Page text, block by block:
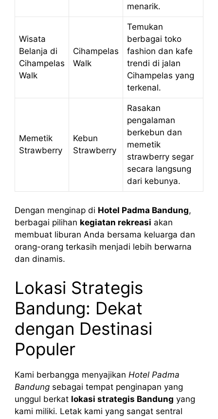
menarik.
Wisata
Belanja di
Cihampelas
Walk
Cihampelas
Walk
Temukan
berbagai toko
fashion dan kafe
trendi di jalan
Cihampelas yang
terkenal.
Memetik
Strawberry
Kebun
Strawberry
Rasakan
pengalaman
berkebun dan
memetik
strawberry segar
secara langsung
dari kebunya.
Dengan menginap di Hotel Padma Bandung,
berbagai pilihan kegiatan rekreasi akan
membuat liburan Anda bersama keluarga dan
orang-orang terkasih menjadi lebih berwarna
dan dinamis.
Lokasi Strategis
Bandung: Dekat
dengan Destinasi
Populer
Kami berbangga menyajikan Hotel Padma
Bandung sebagai tempat penginapan yang
unggul berkat lokasi strategis Bandung yang
kami miliki. Letak kami yang sangat sentral